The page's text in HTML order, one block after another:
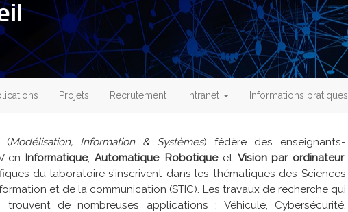
Projets Recrutement Intranet Informations pratiques
(Modélisation, Information & Systèmes) fédère des enseignants-
en Informatique, Automatique, Robotiqueet Vision par ordinateur.
du laboratoire s’inscrivent dans les thématiques des Sciences
et de la communication (STIC). Les travaux de recherche qui
de nombreuses applications : Véhicule, Cybersécurité,